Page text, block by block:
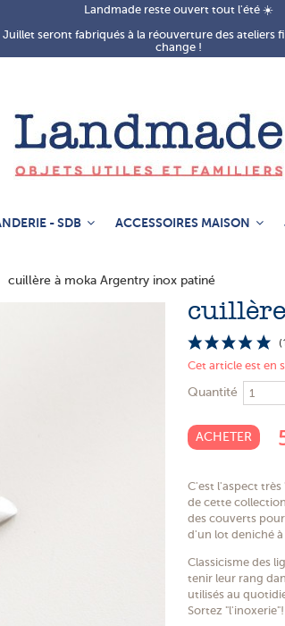
Landmade reste ouvert tout l'été ☀️
seront fabriqués à la réouverture des
change !
- SDB ACCESSOIRES MAISON
cuillère à moka Argentry inox patiné
Cet article est en
Quantité
ACHETER
C'est l'aspect
de cette
des couverts
d'un lot deniché à
Classicisme des
tenir leur rang
utilisés au
Sortez "l'inoxerie"!